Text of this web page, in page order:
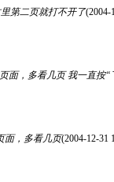
第二页就打不开了(2004-
面，多看几页 我一直按
面，多看几页(2004-12-31